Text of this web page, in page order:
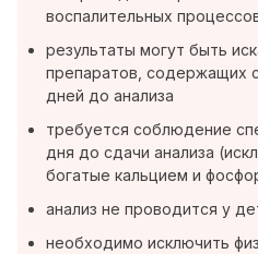
воспалительных
результаты могут быть
препаратов, содержащих
дней до анализа
требуется соблюдение
дня до сдачи анализа
богатые кальцием и
анализ не проводится у
необходимо исключить